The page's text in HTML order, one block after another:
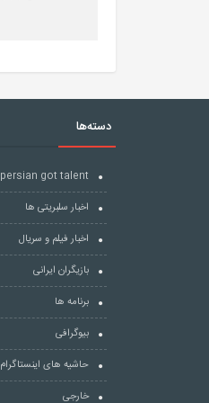
دسته‌ها
persian got talent
اخبار سلبریتی ها
اخبار فیلم و سریال
بازیگران ایرانی
برنامه ها
بیوگرافی
حاشیه های اینستاگرام
خارجی